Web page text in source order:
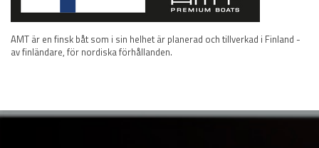
AMT är en finsk båt som i sin helhet är planerad och tillverkad i Finland -
av finländare, för nordiska förhållanden.